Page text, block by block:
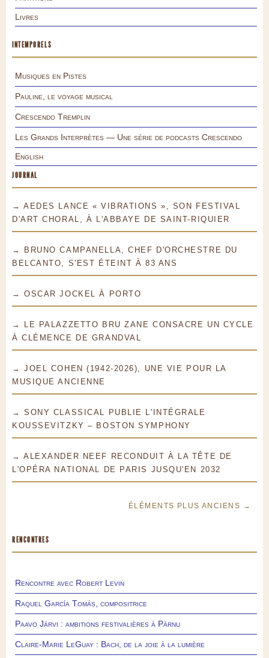
Livres
INTEMPORELS
Musiques en Pistes
Pauline, le voyage musical
Crescendo Tremplin
Les Grands Interprètes — Une série de podcasts Crescendo
English
JOURNAL
→ AEDES LANCE « VIBRATIONS », SON FESTIVAL
D'ART CHORAL, À L'ABBAYE DE SAINT-RIQUIER
→ BRUNO CAMPANELLA, CHEF D'ORCHESTRE DU
BELCANTO, S'EST ÉTEINT À 83 ANS
→ OSCAR JOCKEL À PORTO
→ LE PALAZZETTO BRU ZANE CONSACRE UN CYCLE
À CLÉMENCE DE GRANDVAL
→ JOEL COHEN (1942-2026), UNE VIE POUR LA
MUSIQUE ANCIENNE
→ SONY CLASSICAL PUBLIE L'INTÉGRALE
KOUSSEVITZKY – BOSTON SYMPHONY
→ ALEXANDER NEEF RECONDUIT À LA TÊTE DE
L'OPÉRA NATIONAL DE PARIS JUSQU'EN 2032
ÉLÉMENTS PLUS ANCIENS →
RENCONTRES
Rencontre avec Robert Levin
Raquel García Tomás, compositrice
Paavo Järvi : ambitions festivalières à Pärnu
Claire-Marie LeGuay : Bach, de la joie à la lumière